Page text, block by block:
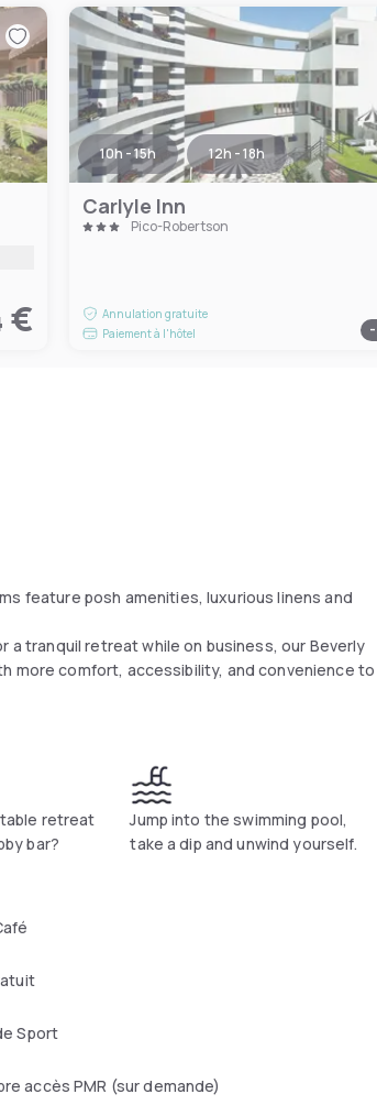
€
10h - 15h 12h - 18h
Carlyle Inn
Pico-Robertson
Annulation gratuite
Paiement à l'hôtel
-
feature posh amenities, luxurious linens and
a tranquil retreat while on business, our Beverly
more comfort, accessibility, and convenience to
retreat
bar?
Jump into the swimming pool,
take a dip and unwind yourself.
Sport
accès PMR (sur demande)